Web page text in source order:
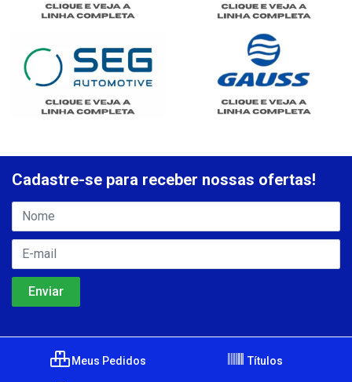
Cadastre-se para receber nossas ofertas!
Meus Pedidos Títulos